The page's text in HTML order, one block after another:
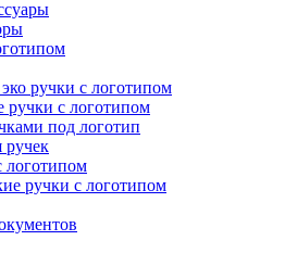
ручки с логотипом
ручки с логотипом
под логотип
ручек
логотипом
ручки с логотипом